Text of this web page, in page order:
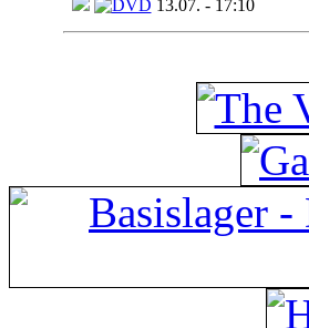
13.07. - 17:10